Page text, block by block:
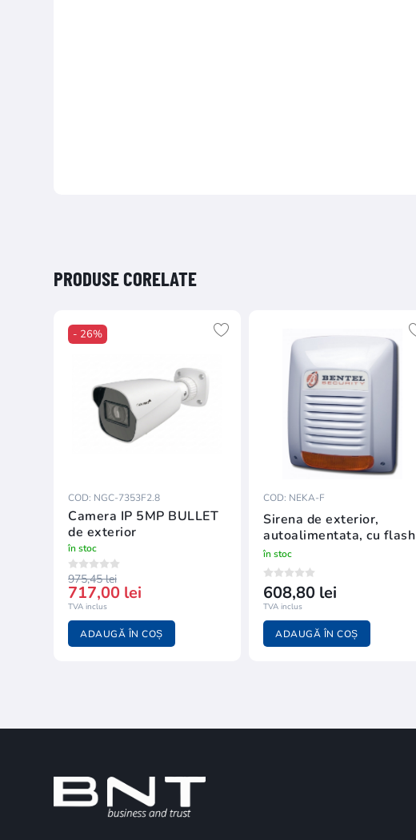
PRODUSE CORELATE
- 26%
COD: NGC-7353F2.8
Camera IP 5MP BULLET
de exterior
în stoc
975,45 lei
717,00 lei
TVA inclus
ADAUGĂ ÎN COȘ
COD: NEKA-F
Sirena de exterior,
autoalimentata, cu flash
în stoc
608,80 lei
TVA inclus
ADAUGĂ ÎN COȘ